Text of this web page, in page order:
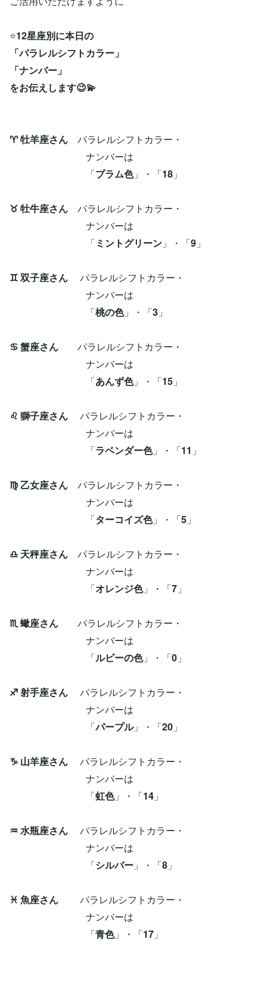
⭐12星座別に本日の
「パラレルシフトカラー」
「ナンバー」
をお伝えします😉💫
♈ 牡羊座さん パラレルシフトカラー・
ナンバーは
「プラム色」・「18 」
♉ 牡牛座さん パラレルシフトカラー・
ナンバーは
「ミントグリーン 」・「9 」
♊ 双子座さん パラレルシフトカラー・
ナンバーは
「桃の色」・「3 」
♋ 蟹座さん パラレルシフトカラー・
ナンバーは
「あんず色」・「15 」
♌ 獅子座さん パラレルシフトカラー・
ナンバーは
「ラベンダー色」・「11 」
♍ 乙女座さん パラレルシフトカラー・
ナンバーは
「ターコイズ色」・「5 」
♎ 天秤座さん パラレルシフトカラー・
ナンバーは
「オレンジ色」・「7 」
♏ 蠍座さん パラレルシフトカラー・
ナンバーは
「ルビーの色」・「0 」
♐ 射手座さん パラレルシフトカラー・
ナンバーは
「パープル」・「20 」
♑ 山羊座さん パラレルシフトカラー・
ナンバーは
「虹色」・「14 」
♒ 水瓶座さん パラレルシフトカラー・
ナンバーは
「シルバー 」・「8 」
♓ 魚座さん パラレルシフトカラー・
ナンバーは
「青色」・「17 」